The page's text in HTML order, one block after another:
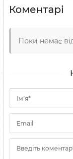
Коментарі
Поки немає
Ім'я*
Email
Введіть